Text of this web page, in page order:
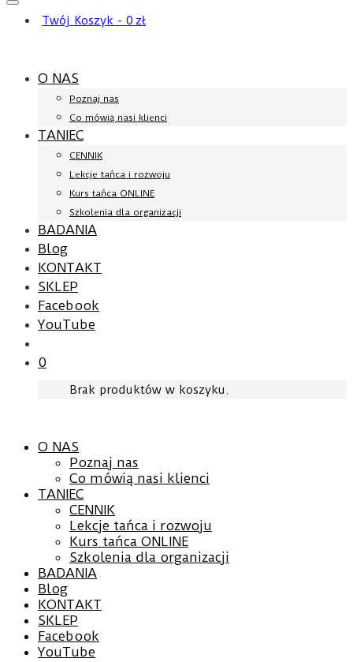
Twój Koszyk - 0 zł
O NAS
Poznaj nas
Co mówią nasi klienci
TANIEC
CENNIK
Lekcje tańca i rozwoju
Kurs tańca ONLINE
Szkolenia dla organizacji
BADANIA
Blog
KONTAKT
SKLEP
Facebook
YouTube
0
Brak produktów w koszyku.
O NAS
Poznaj nas
Co mówią nasi klienci
TANIEC
CENNIK
Lekcje tańca i rozwoju
Kurs tańca ONLINE
Szkolenia dla organizacji
BADANIA
Blog
KONTAKT
SKLEP
Facebook
YouTube